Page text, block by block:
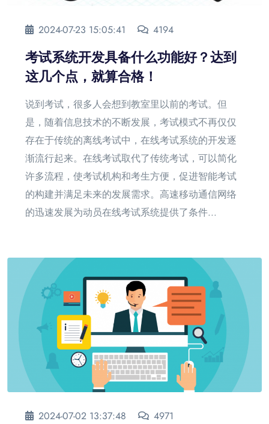
2024-07-23 15:05:41 4194
考试系统开发具备什么功能好？达到
这几个点，就算合格！
说到考试，很多人会想到教室里以前的考试。但
是，随着信息技术的不断发展，考试模式不再仅仅
存在于传统的离线考试中，在线考试系统的开发逐
渐流行起来。在线考试取代了传统考试，可以简化
许多流程，使考试机构和考生方便，促进智能考试
的构建并满足未来的发展需求。高速移动通信网络
的迅速发展为动员在线考试系统提供了条件...
2024-07-02 13:37:48 4971